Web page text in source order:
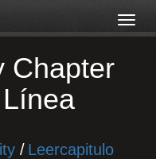
Chapter
/ Leercapitulo